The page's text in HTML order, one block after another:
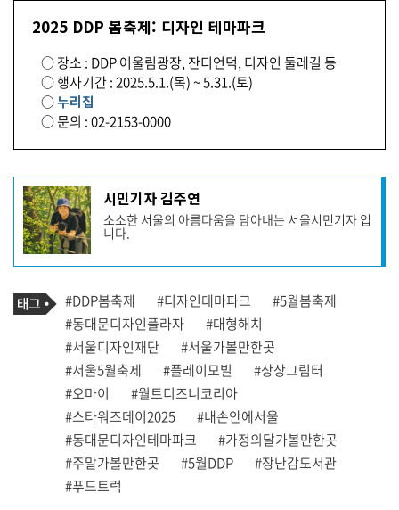
2025 DDP 봄축제: 디자인 테마파크
○ 장소 : DDP 어울림광장, 잔디언덕, 디자인 둘레길 등
○ 행사기간 : 2025.5.1.(목) ~ 5.31.(토)
○누리집
○ 문의 : 02-2153-0000
기
사
작
성
자
프
필
시민기자 김주연
소소한 서울의 아름다움을 담아내는 서울시민기자 입
니다.
기
사
관
련
태
그
태
그
#DDP봄축제 #디자인테마파크
#5월봄축제
#동대문디자인플라자
#대형해치
#서울디자인재단
#서울가볼만한곳
#서울5월축제
#플레이모빌
#상상그림터
#오마이
#월트디즈니코리아
#스타워즈데이2025
#내손안에서울
#동대문디자인테마파크
#가정의달가볼만한곳
#주말가볼만한곳
#5월DDP
#장난감도서관
#푸드트럭